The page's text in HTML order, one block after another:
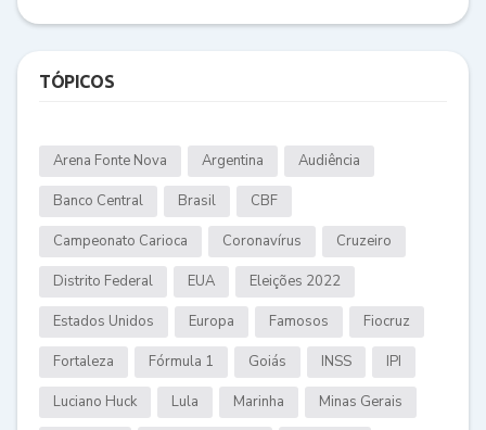
TÓPICOS
Arena Fonte Nova Argentina Audiência
Banco Central Brasil CBF
Campeonato Carioca Coronavírus Cruzeiro
Distrito Federal EUA Eleições 2022
Estados Unidos Europa Famosos Fiocruz
Fortaleza Fórmula 1 Goiás INSS IPI
Luciano Huck Lula Marinha Minas Gerais